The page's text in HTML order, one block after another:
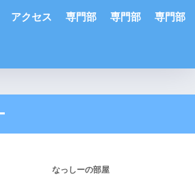
アクセス 専門部 専門部 専門部
なっしーの部屋